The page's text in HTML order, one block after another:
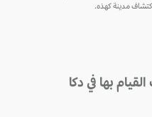
بها في دكا